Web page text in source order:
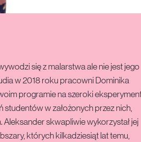
się z malarstwa ale nie jest jego
w 2018 roku pracowni Dominika
programie na szeroki
studentów w założonych przez nich,
skwapliwie wykorzystał jej
których kilkadziesiąt lat temu,